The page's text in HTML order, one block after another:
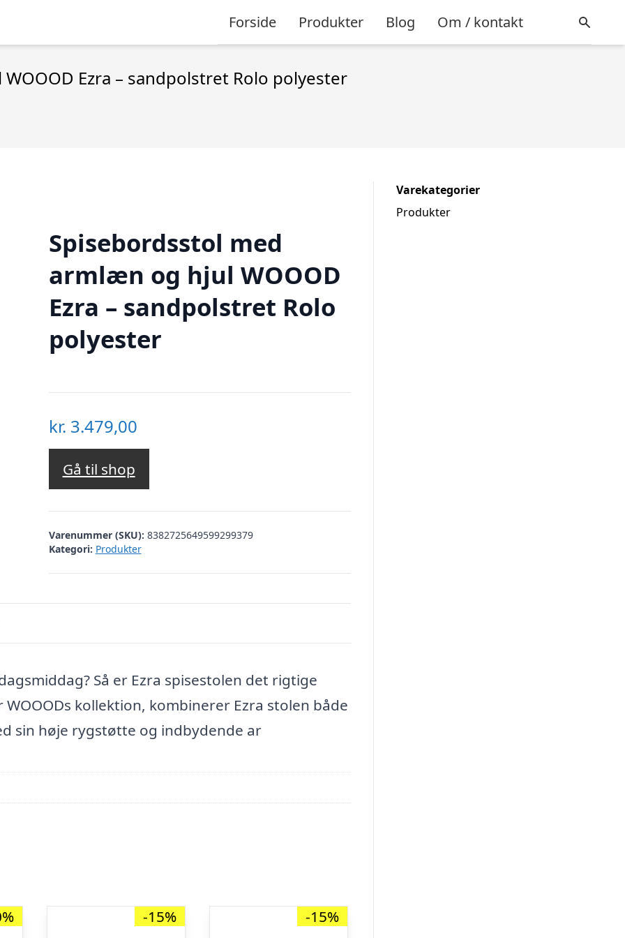
Forside Produkter Blog Om / kontakt
Ezra – sandpolstret Rolo polyester
Spisebordsstol med
armlæn og hjul WOOOD
Ezra – sandpolstret Rolo
polyester
kr. 3.479,00
Gå til shop
Varenummer (SKU): 8382725649599299379
Kategori: Produkter
Så er Ezra spisestolen det rigtige
kollektion, kombinerer Ezra stolen både
sin høje rygstøtte og indbydende ar
-15% -15%
Varekategorier
Produkter